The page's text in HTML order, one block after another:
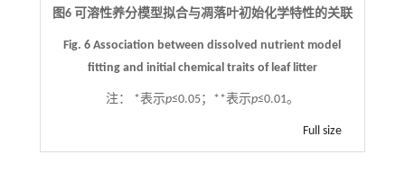
图6 可溶性养分模型拟合与凋落叶初始化学特性的关联
Fig. 6 Association between dissolved nutrient model
fitting and initial chemical traits of leaf litter
注： *表示p≤0.05；**表示p≤0.01。
Full size